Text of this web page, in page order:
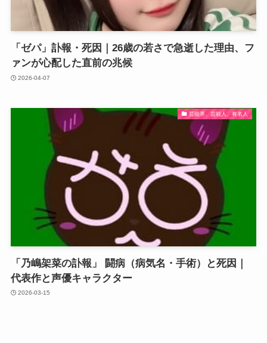
「ゼパ」訃報・死因｜26歳の若さで急逝した理由、フ
ァンが心配した直前の兆候
2026-04-07
芸能界、芸能人、有名人
「乃嶋架菜の訃報」 闘病（病気名・手術）と死因｜
代表作と声優キャラクター
2026-03-15